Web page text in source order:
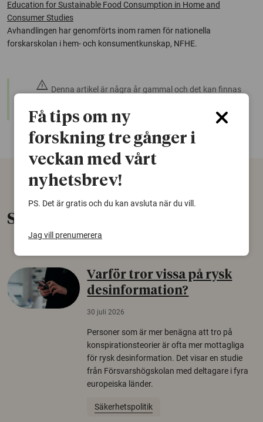
Education for Sustainable Food Consumption in Home and
Consumer Studies
Avhandlingen har genomförts inom ramen för nationella
forskarskolan i hem- och konsumentkunskap, NFHE.
warning Denna artikel är några år gammal och det kan finnas
sökfunktion!
Senaste nytt
Varför tror vissa på rysk
desinformation?
30 juli 2026
Personer som är mer benägna att tro på
konspirationsteorier är ofta mer mottagliga
för rysk desinformation. Det visar en studie
från Försvarshögskolan med deltagare i fyra
europeiska länder.
Säkerhetspolitik
Få tips om ny
forskning tre gånger i
veckan med vårt
nyhetsbrev!
PS. Det är gratis och du kan avsluta när du vill.
Jag vill prenumerera